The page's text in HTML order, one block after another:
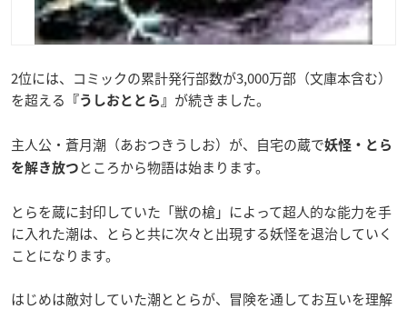
2位には、コミックの累計発行部数が3,000万部（文庫本含む）
を超える
『うしおととら』 が続きました。
主人公・蒼月潮（あおつきうしお）が、自宅の蔵で妖怪・とら
を解き放つ ところから物語は始まります。
とらを蔵に封印していた「獣の槍」によって超人的な能力を手
に入れた潮は、とらと共に次々と出現する妖怪を退治していく
ことになります。
はじめは敵対していた潮ととらが、冒険を通してお互いを理解